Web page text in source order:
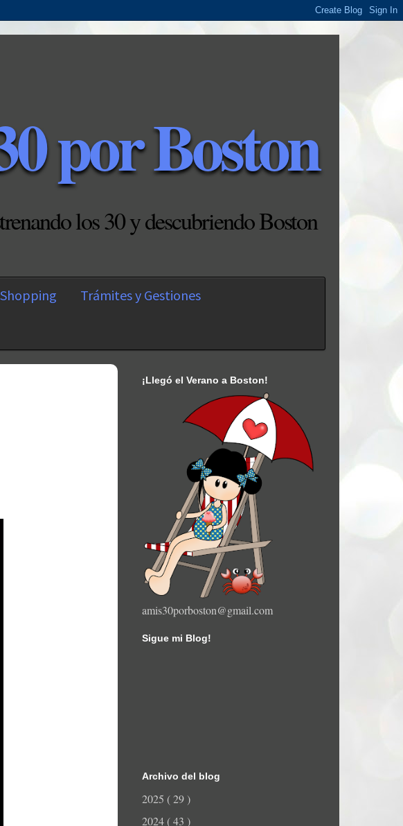
por Boston
los 30 y descubriendo Boston
Shopping Trámites y Gestiones
¡Llegó el Verano a Boston!
amis30porboston@gmail.com
Sigue mi Blog!
Archivo del blog
2025 ( 29 )
2024 ( 43 )